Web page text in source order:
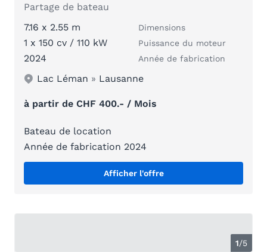
Partage de bateau
7.16 x 2.55 m
Dimensions
1 x 150 cv / 110 kW Puissance du moteur
2024 Année de fabrication
Lac Léman » Lausanne
à partir de CHF 400.- / Mois
Bateau de location
Année de fabrication 2024
Afficher l'offre
1/5